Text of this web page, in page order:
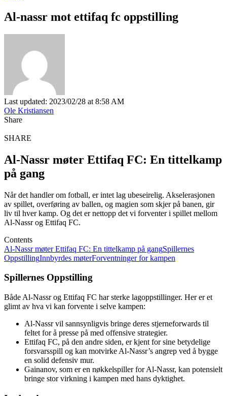
Al-nassr mot ettifaq fc oppstilling
Last updated: 2023/02/28 at 8:58 AM
Ole Kristiansen
Share
SHARE
Al-Nassr møter Ettifaq FC: En tittelkamp
på gang
Når det handler om fotball, er intet lag ubeseirelig. Akselerasjonen
av spillet, overføring av ballen, og magien som skjer på banen, gir
liv til hver kamp. Og det er nettopp det vi forventer i spillet mellom
Al-Nassr og Ettifaq FC.
Contents
Al-Nassr møter Ettifaq FC: En tittelkamp på gangSpillernes
OppstillingInnbyrdes møterForventninger for kampen
Spillernes Oppstilling
Både Al-Nassr og Ettifaq FC har sterke lagoppstillinger. Her er et
glimt av hva vi kan forvente i selve kampen:
Al-Nassr vil sannsynligvis bringe deres stjerneforwards til
feltet for å presse på med offensive strategier.
Ettifaq FC, på den andre siden, er kjent for sine betydelige
forsvarsspill og kan motvirke Al-Nassr’s angrep ved å bygge
en solid defensiv mur.
Gainanov, som er en nøkkelspiller for Al-Nassr, kan potensielt
bringe stor virkning i kampen med hans dyktighet.